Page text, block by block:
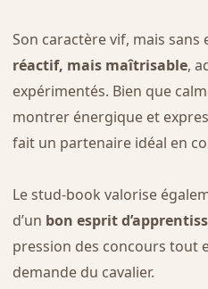
Son caractère vif, mais sans
réactif, mais maîtrisable,
expérimentés. Bien que
montrer énergique et
fait un partenaire idéal en
Le stud-book valorise
d’un bon esprit
pression des concours tout
demande du cavalier.